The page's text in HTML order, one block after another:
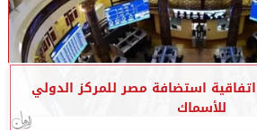
استضافة مصر للمركز الدولي
للأسماك